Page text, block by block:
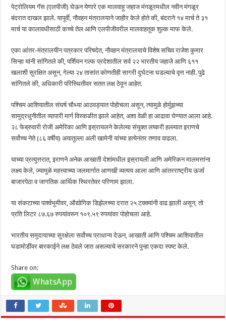
पेट्रोलियम गॅस (एलपीजी) घेऊन येणारे एक मालवाहू जहाज मंगळूरमधील नवीन मंगळूर
बंदरात दाखल झाले. यापूर्वी, नौवहन मंत्रालयाने जाहीर केले होते की, बंदराने १४ मार्च ते ३१
मार्च या कालावधीसाठी कच्चे तेल आणि एलपीजीवरील मालवाहतूक शुल्क माफ केले.
एका आंतर-मंत्रालयीन पत्रकार परिषदेत, नौवहन मंत्रालयाचे विशेष सचिव राजेश कुमार
सिन्हा यांनी सांगितले की, पर्शियन गल्फ प्रदेशातील सर्व २२ भारतीय जहाजे आणि ६११
खलाशी सुरक्षित असून, गेल्या २४ तासांत कोणतीही सागरी दुर्घटना घडल्याचे वृत्त नाही. पुढे
सांगितले की, अधिकारी परिस्थितीवर सतत लक्ष ठेवून आहेत.
पश्चिम आशियातील संघर्ष चौथ्या आठवड्यात पोहोचला असून, त्यामुळे होर्मुझच्या
सामुद्रधुनीतील व्यापारी मार्ग विस्कळीत झाले आहेत, अशा वेळी हा आढावा घेण्यात आला आहे.
२८ फेब्रुवारी रोजी अमेरिका आणि इस्रायलने केलेल्या संयुक्त लष्करी हल्ल्यात इराणचे
सर्वोच्च नेते (८६ वर्षीय) अयातुल्ला अली खामेनी यांच्या हत्येनंतर तणाव वाढला.
याच्या प्रत्युत्तरात, इराणने अनेक आखाती देशांमधील इस्रायली आणि अमेरिकन मालमत्तांना
लक्ष्य केले, ज्यामुळे महत्त्वाच्या जलमार्गात आणखी व्यत्यय आला आणि आंतरराष्ट्रीय ऊर्जा
बाजारपेठा व जागतिक आर्थिक स्थिरतेवर परिणाम झाला.
या संकटाच्या पार्श्वभूमीवर, औद्योगिक डिझेलच्या दरात २५ टक्क्यांनी वाढ झाली असून, तो
प्रति लिटर ८७.६७ रुपयांवरून १०९.५९ रुपयांवर पोहोचला आहे.
भारतीय समुदायाच्या सुरक्षेला सर्वोच्च प्राधान्य देऊन, आखाती आणि पश्चिम आशियातील
घडामोडींवर बारकाईने लक्ष ठेवले जात असल्याचे सरकारने पुन्हा एकदा स्पष्ट केले.
Share on:
WhatsApp